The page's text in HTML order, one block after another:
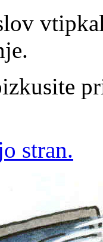
stran.